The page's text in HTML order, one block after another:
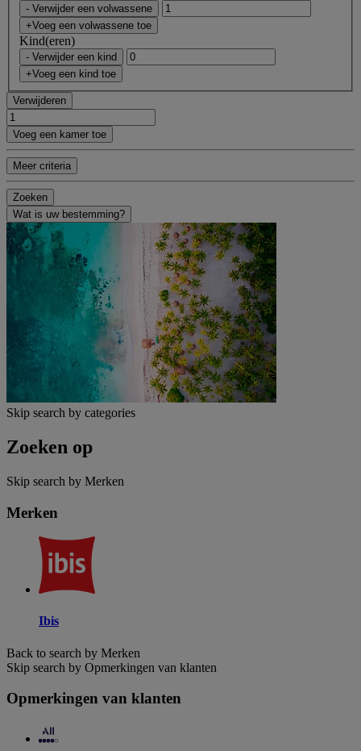
- Verwijder een volwassene
+Voeg een volwassene toe
Kind(eren)
- Verwijder een kind
+Voeg een kind toe
Verwijderen
Voeg een kamer toe
Meer criteria
Zoeken
Wat is uw bestemming?
Skip search by categories
Zoeken op
Skip search by Merken
Merken
Ibis
Back to search by Merken
Skip search by Opmerkingen van klanten
Opmerkingen van klanten